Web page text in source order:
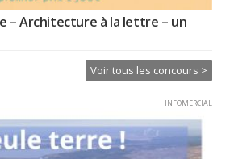
– Architecture à la lettre – un
Voir tous les concours >
INFOMERCIAL